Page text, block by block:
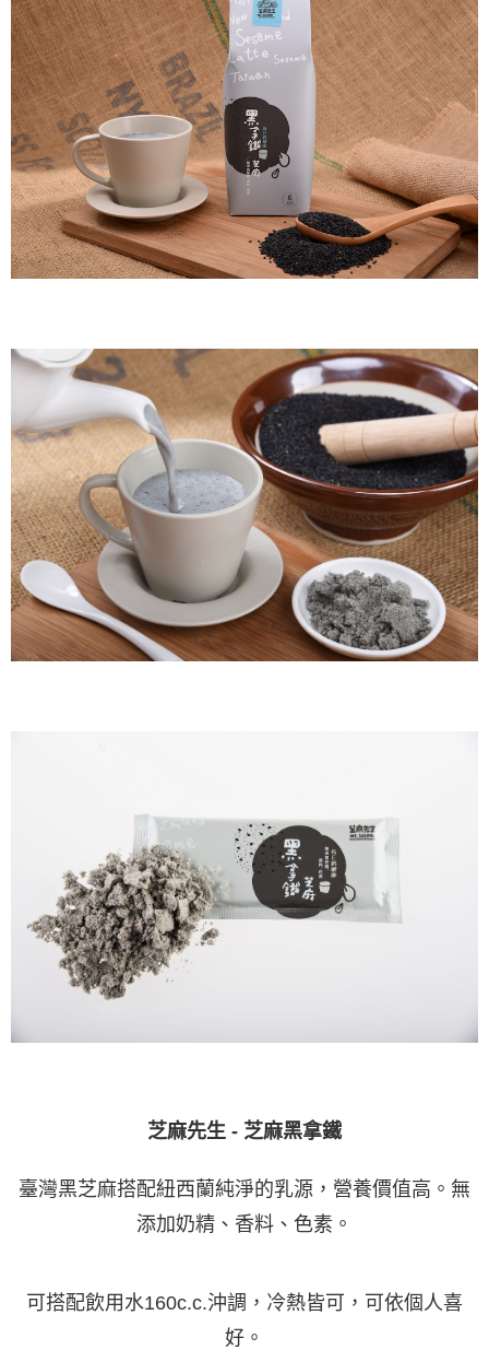
芝麻先生 - 芝麻黑拿鐵
臺灣黑芝麻搭配紐西蘭純淨的乳源，營養價值高。無
添加奶精、香料、色素。
可搭配飲用水160c.c.沖調，冷熱皆可，可依個人喜
好。